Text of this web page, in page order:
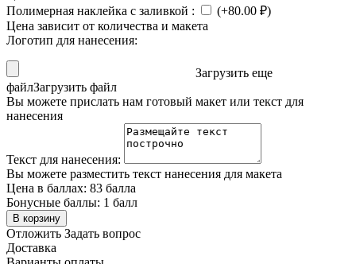
Полимерная наклейка с заливкой : (+80.00 ₽)
Цена зависит от количества и макета
Логотип для нанесения:
Загрузить еще
файлЗагрузить файл
Вы можете прислать нам готовый макет или текст для
нанесения
Текст для нанесения:
Вы можете разместить текст нанесения для макета
Цена в баллах: 83 балла
Бонусные баллы: 1 балл
В корзину
Отложить Задать вопрос
Доставка